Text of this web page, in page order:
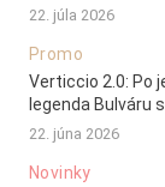
22. júla 2026
Promo
Verticcio 2.0: Po
legenda Bulváru
22. júna 2026
Novinky